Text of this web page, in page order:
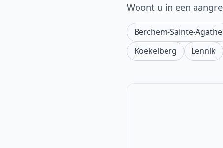
Woont u in een
Berchem-Sainte-Agathe
Koekelberg
Lennik